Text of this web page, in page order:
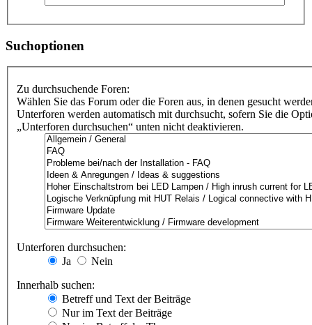
Suchoptionen
Zu durchsuchende Foren:
Wählen Sie das Forum oder die Foren aus, in denen gesucht
Unterforen werden automatisch mit durchsucht, sofern Sie die
„Unterforen durchsuchen“ unten nicht deaktivieren.
Unterforen durchsuchen:
Ja
Nein
Innerhalb suchen:
Betreff und Text der Beiträge
Nur im Text der Beiträge